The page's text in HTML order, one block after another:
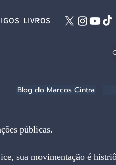
LIVROS
públicas.
sua movimentação é
Blog do Marcos Cintra